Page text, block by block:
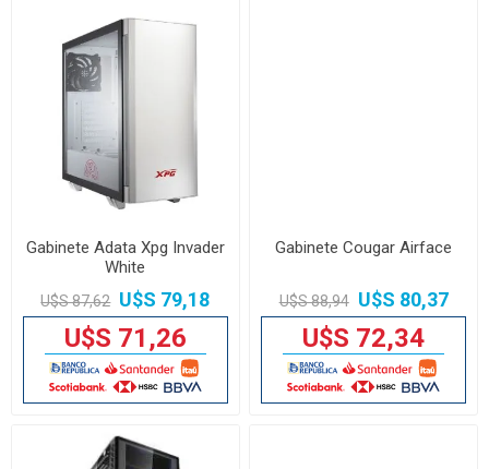
Gabinete Adata Xpg Invader
White
U$S 87,62 U$S 79,18
U$S 71,26
Gabinete Cougar Airface
U$S 88,94 U$S 80,37
U$S 72,34